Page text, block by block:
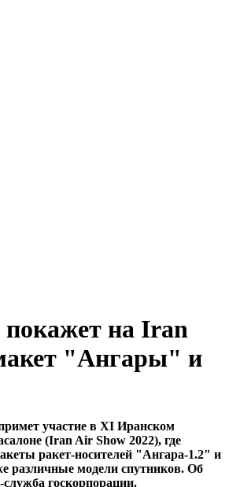
покажет на Iran
"Ангары" и
участие в XI Иранском
(Iran Air Show 2022), где
ракет-носителей "Ангара-1.2" и
различные модели спутников. Об
служба госкорпорации.